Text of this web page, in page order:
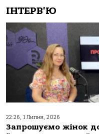
ІНТЕРВ'Ю
22:26, 1 Липня, 2026
Запрошуємо жінок